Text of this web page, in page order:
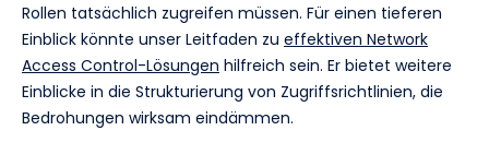
Rollen tatsächlich zugreifen müssen. Für einen tieferen
Einblick könnte unser Leitfaden zu effektiven Network
Access Control-Lösungen hilfreich sein. Er bietet weitere
Einblicke in die Strukturierung von Zugriffsrichtlinien, die
Bedrohungen wirksam eindämmen.